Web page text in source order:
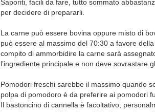
Saporiti, facili da fare, tutto sommato
per decidere di prepararli.
La carne può essere bovina oppure misto di
può essere al massimo del 70:30 a favore
compito di ammorbidire la carne sarà
l’ingrediente principale e non deve sovrastare
Pomodori freschi sarebbe il massimo quando
polpa di pomodoro è da preferire ai pomodori
Il bastoncino di cannella è facoltativo;